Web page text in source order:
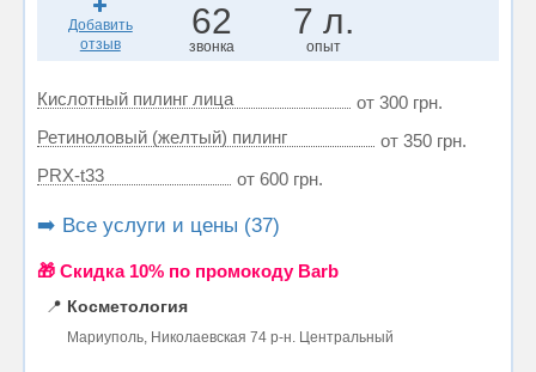
Добавить
отзыв
62
звонка
7 л.
опыт
Кислотный пилинг лица
от 300 грн.
Ретиноловый (желтый) пилинг
от 350 грн.
PRX-t33
от 600 грн.
➡️ Все услуги и цены (37)
🎁 Cкидка 10% по промокоду Barb
📍 Косметология
Мариуполь, Николаевская 74 р-н. Центральный